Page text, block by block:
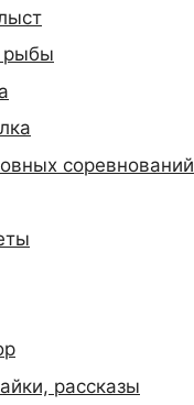
рыбы
соревнований
рассказы